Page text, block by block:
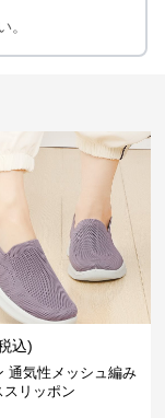
。
込)
通気性メッシュ編み
スリッポン